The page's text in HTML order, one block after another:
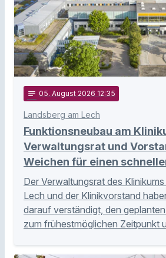
notes 05. August 2026 12:35
Landsberg am Lech
Funktionsneubau am
Verwaltungsrat und
Weichen für einen
Der Verwaltungsrat des
Lech und der Klinikvorstand
darauf verständigt, den
zum frühestmöglichen Zeitpunkt